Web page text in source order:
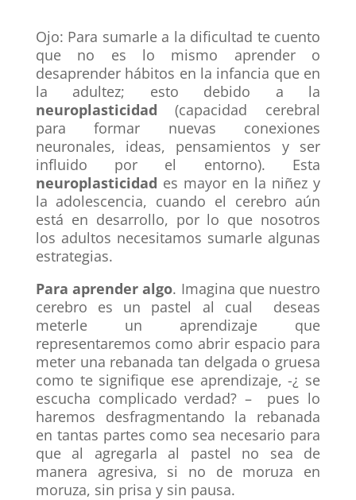
Ojo: Para sumarle a la dificultad te cuento
que no es lo mismo aprender o
desaprender hábitos en la infancia que en
la adultez; esto debido a la
neuroplasticidad (capacidad cerebral
para formar nuevas conexiones
neuronales, ideas, pensamientos y ser
influido por el entorno). Esta
neuroplasticidad es mayor en la niñez y
la adolescencia, cuando el cerebro aún
está en desarrollo, por lo que nosotros
los adultos necesitamos sumarle algunas
estrategias.
Para aprender algo. Imagina que nuestro
cerebro es un pastel al cual deseas
meterle un aprendizaje que
representaremos como abrir espacio para
meter una rebanada tan delgada o gruesa
como te signifique ese aprendizaje, -¿ se
escucha complicado verdad? – pues lo
haremos desfragmentando la rebanada
en tantas partes como sea necesario para
que al agregarla al pastel no sea de
manera agresiva, si no de moruza en
moruza, sin prisa y sin pausa.